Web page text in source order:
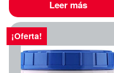
Leer más
¡Oferta!